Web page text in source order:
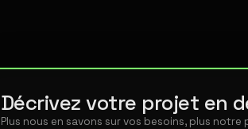
Décrivez votre projet en
Plus nous en savons sur vos besoins, plus